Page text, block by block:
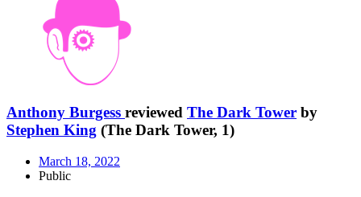
Anthony Burgess reviewed The Dark Tower by
Stephen King (The Dark Tower, 1)
March 18, 2022
Public